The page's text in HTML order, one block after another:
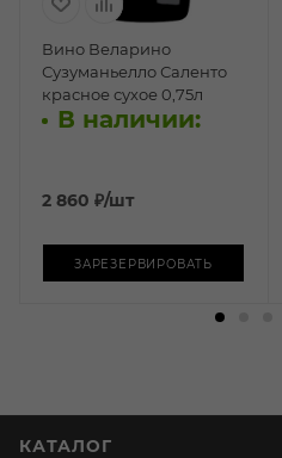
Вино Веларино
Сузуманьелло Саленто
красное сухое 0,75л
В наличии:
2 860 ₽/шт
ЗАРЕЗЕРВИРОВАТЬ
КАТАЛОГ